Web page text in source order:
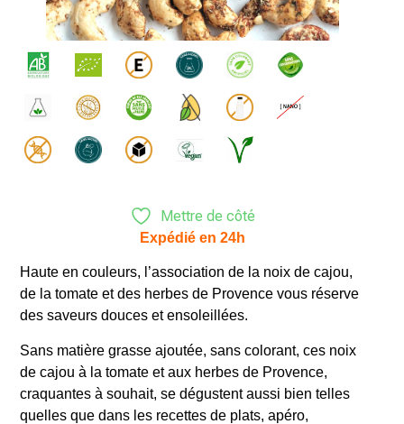
Mettre de côté
Expédié en 24h
Haute en couleurs, l’association de la noix de cajou,
de la tomate et des herbes de Provence vous réserve
des saveurs douces et ensoleillées.
Sans matière grasse ajoutée, sans colorant, ces noix
de cajou à la tomate et aux herbes de Provence,
craquantes à souhait, se dégustent aussi bien telles
quelles que dans les recettes de plats, apéro,